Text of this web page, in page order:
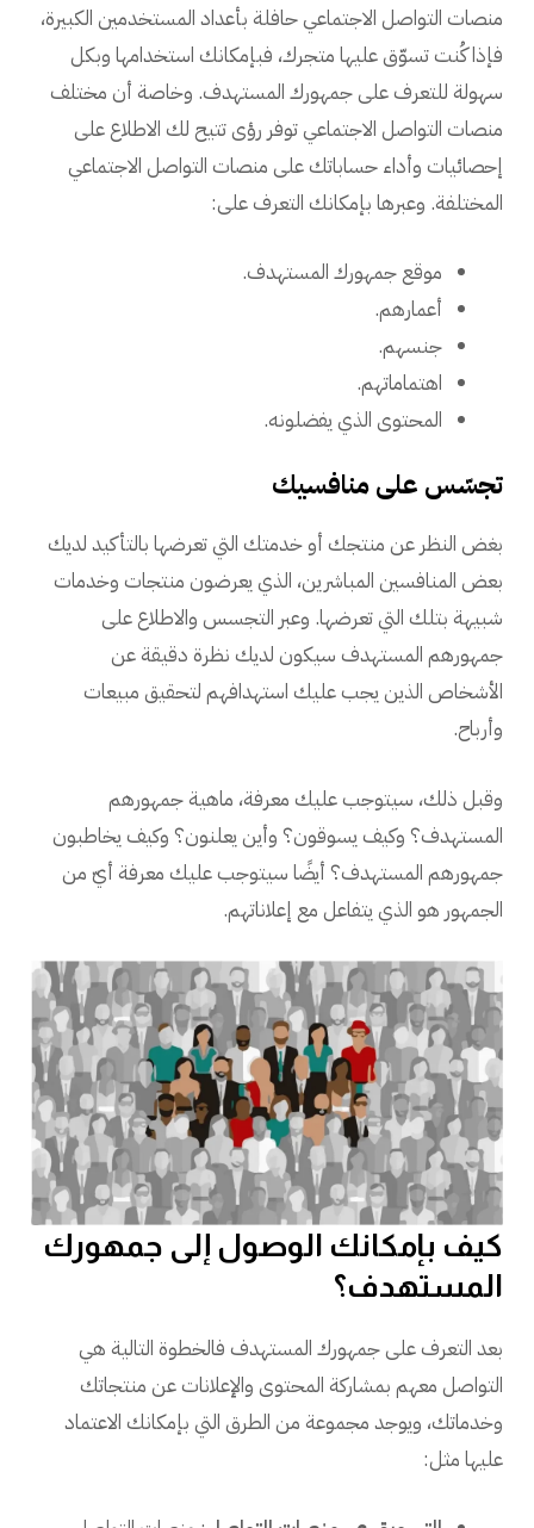
منصات التواصل الاجتماعي حافلة بأعداد المستخدمين الكبيرة،
فإذا كُنت تسوّق عليها متجرك، فبإمكانك استخدامها وبكل
سهولة للتعرف على جمهورك المستهدف. وخاصة أن مختلف
منصات التواصل الاجتماعي توفر رؤى تتيح لك الاطلاع على
إحصائيات وأداء حساباتك على منصات التواصل الاجتماعي
المختلفة. وعبرها بإمكانك التعرف على:
موقع جمهورك المستهدف.
أعمارهم.
جنسهم.
اهتماماتهم.
المحتوى الذي يفضلونه.
تجسّس على منافسيك
بغض النظر عن منتجك أو خدمتك التي تعرضها بالتأكيد لديك
بعض المنافسين المباشرين، الذي يعرضون منتجات وخدمات
شبيهة بتلك التي تعرضها. وعبر التجسس والاطلاع على
جمهورهم المستهدف سيكون لديك نظرة دقيقة عن
الأشخاص الذين يجب عليك استهدافهم لتحقيق مبيعات
وأرباح.
وقبل ذلك، سيتوجب عليك معرفة، ماهية جمهورهم
المستهدف؟ وكيف يسوقون؟ وأين يعلنون؟ وكيف يخاطبون
جمهورهم المستهدف؟ أيضًا سيتوجب عليك معرفة أيّ من
الجمهور هو الذي يتفاعل مع إعلاناتهم.
كيف بإمكانك الوصول إلى جمهورك
المستهدف؟
بعد التعرف على جمهورك المستهدف فالخطوة التالية هي
التواصل معهم بمشاركة المحتوى والإعلانات عن منتجاتك
وخدماتك، ويوجد مجموعة من الطرق التي بإمكانك الاعتماد
عليها مثل: